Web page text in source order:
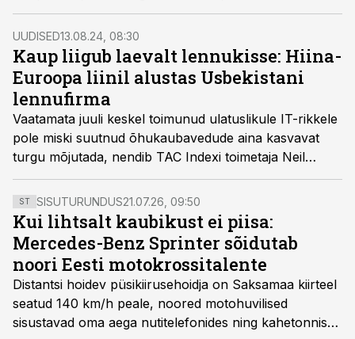
(Hispaania), Reykjavik (Island) ja Tirana (Albaania).
UUDISED13.08.24, 08:30
Kaup liigub laevalt lennukisse: Hiina-
Euroopa liinil alustas Usbekistani
lennufirma
Vaatamata juuli keskel toimunud ulatuslikule IT-rikkele
pole miski suutnud õhukaubavedude aina kasvavat
turgu mõjutada, nendib TAC Indexi toimetaja Neil
Wilson juulikuises Balti õhutranspordi indeksi (BAI)
kommentaaris. Äsja alustas Hiina-Euroopa liinil
tegutsemist Usbekistani lennufirma Fly Khiva, Belgias
asuva Liege lennujaama teatel on usbekid juba
kolmandad uued tulijad.
ST SISUTURUNDUS21.07.26, 09:50
Kui lihtsalt kaubikust ei piisa:
Mercedes-Benz Sprinter sõidutab
noori Eesti motokrossitalente
Distantsi hoidev püsikiirusehoidja on Saksamaa kiirteel
seatud 140 km/h peale, noored motohuvilised
sisustavad oma aega nutitelefonides ning kahetonnises